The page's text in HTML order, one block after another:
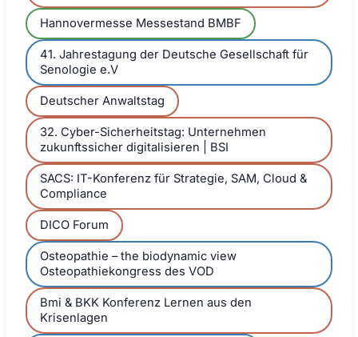
Hannovermesse Messestand BMBF
41. Jahrestagung der Deutsche Gesellschaft für
Senologie e.V
Deutscher Anwaltstag
32. Cyber-Sicherheitstag: Unternehmen
zukunftssicher digitalisieren | BSI
SACS: IT-Konferenz für Strategie, SAM, Cloud &
Compliance
DICO Forum
Osteopathie – the biodynamic view
Osteopathiekongress des VOD
Bmi & BKK Konferenz Lernen aus den
Krisenlagen